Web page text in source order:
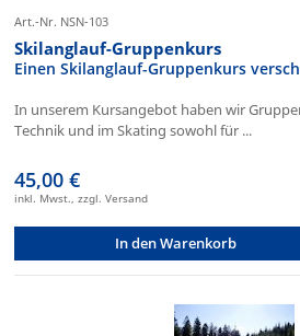
Art.-Nr. NSN-103
Skilanglauf-Gruppenkurs
Einen Skilanglauf-Gruppenkurs
In unserem Kursangebot haben wir
Technik und im Skating sowohl für ...
45,00 €
inkl. Mwst., zzgl. Versand
In den Warenkorb